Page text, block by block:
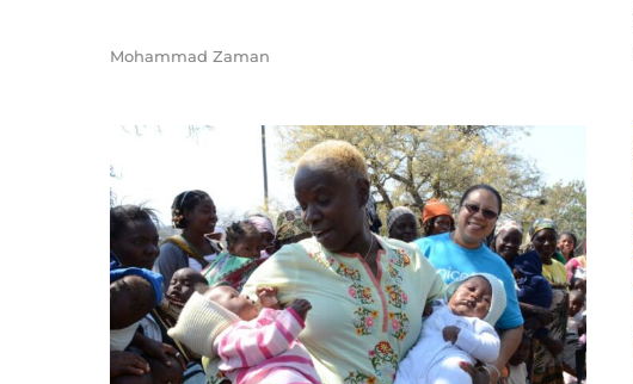
Mohammad Zaman